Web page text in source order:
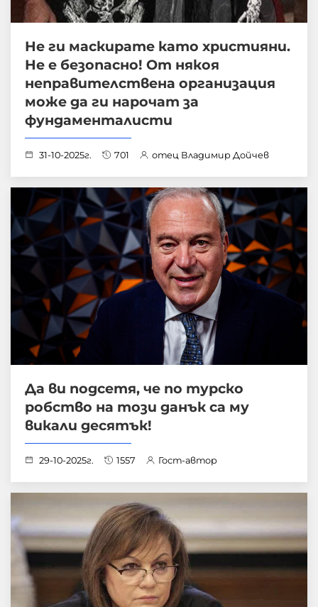
Не ги маскирате като християни.
Не е безопасно! От някоя
неправителствена организация
може да ги нарочат за
фундаменталисти
31-10-2025г. 701 отец Владимир Дойчев
Да ви подсетя, че по турско
робство на този данък са му
викали десятък!
29-10-2025г. 1557 Гост-автор